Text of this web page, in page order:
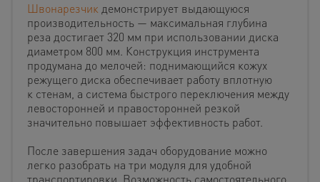
Швонарезчик демонстрирует выдающуюся
производительность — максимальная глубина
реза достигает 320 мм при использовании диска
диаметром 800 мм. Конструкция инструмента
продумана до мелочей: поднимающийся кожух
режущего диска обеспечивает работу вплотную
к стенам, а система быстрого переключения между
левосторонней и правосторонней резкой
значительно повышает эффективность работ.
После завершения задач оборудование можно
легко разобрать на три модуля для удобной
транспортировки. Возможность самостоятельного